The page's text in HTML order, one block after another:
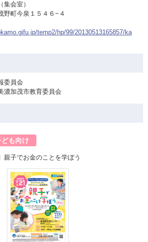
会室）
野町今泉１５４６−４
temp2/hp/99/20130513165857/ka
委員会
濃加茂市教育委員会
ども向け
親子でお金のことを学ぼう